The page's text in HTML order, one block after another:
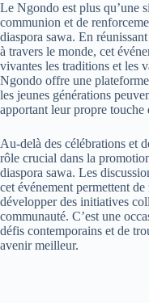
Le Ngondo estplus qu’une
communion etde
diaspora sawa. En réunissant
à travers le monde, cet
vivantes les traditions etles
Ngondo offre une plateforme
les jeunes générations
apportantleurpropre touche
Au-delà des célébrations et
rôle crucial dans la
diaspora sawa. Les
cetévénementpermettentde
développerdes initiatives
communauté. C’estune
défis contemporains etde
avenirmeilleur.